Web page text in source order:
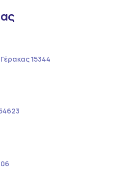
15344